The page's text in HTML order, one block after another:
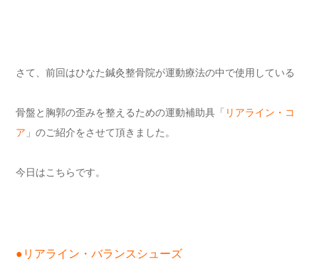
さて、前回はひなた鍼灸整骨院が運動療法の中で使用している
骨盤と胸郭の歪みを整えるための運動補助具「 リアライン・コ
ア 」のご紹介をさせて頂きました。
今日はこちらです。
●リアライン・バランスシューズ